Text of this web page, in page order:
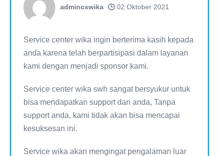
admincswika 02 Oktober 2021
Service center wika ingin berterima kasih kepada
anda karena telah berpartisipasi dalam layanan
kami dengan menjadi sponsor kami.
Service center wika swh sangat bersyukur untuk
bisa mendapatkan support dari anda, Tanpa
support anda, kami tidak akan bisa mencapai
kesuksesan ini.
Service wika akan mengingat pengalaman luar